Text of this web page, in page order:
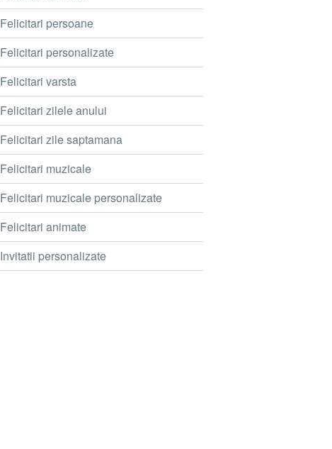
Felicitari persoane
Felicitari personalizate
Felicitari varsta
Felicitari zilele anului
Felicitari zile saptamana
Felicitari muzicale
Felicitari muzicale personalizate
Felicitari animate
Invitatii personalizate